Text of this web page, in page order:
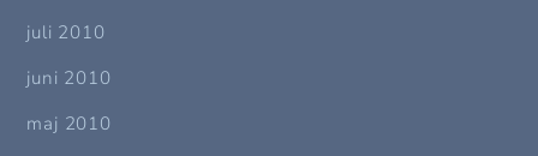
juli 2010
juni 2010
maj 2010